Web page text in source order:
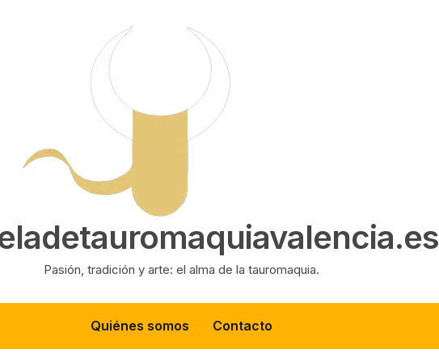
Pasión, tradición y arte: el alma de la tauromaquia.
Quiénes somos Contacto